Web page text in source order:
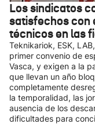
Los sindicatos
satisfechos con
técnicos en las
Teknikariok, ESK,
primer convenio de
Vasca, y exigen a la
que llevan un año
completamente
la temporalidad, las
ausencia de los
dificultades para